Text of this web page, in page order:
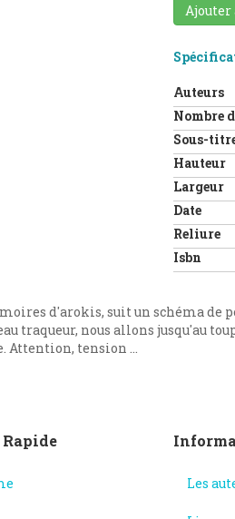
Ajouter
Auteurs
Nombre
Sous-
Hauteur
Largeur
Date
Reliure
Isbn
d'arokis, suit un schéma de
nous allons jusqu'au
tension ...
Les